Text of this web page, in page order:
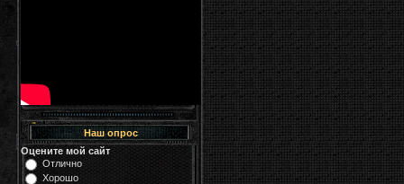
Наш опрос
Оцените мой сайт
Отлично
Хорошо